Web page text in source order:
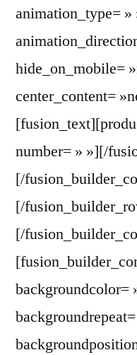
animation_type= »
hide_on_mobile=
center_content=
number= » »][/
[/
[/
[/
backgroundcolor=